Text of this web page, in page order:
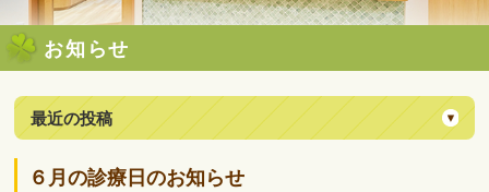
お知らせ
最近の投稿
６月の診療日のお知らせ